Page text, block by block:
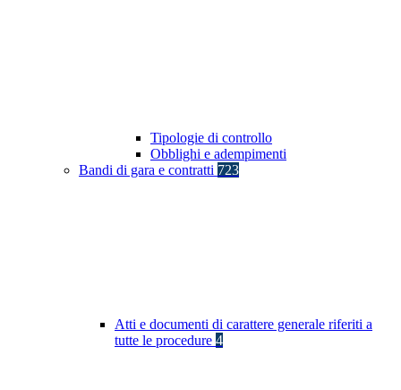
Tipologie di controllo
Obblighi e adempimenti
Bandi di gara e contratti 723
Atti e documenti di carattere generale riferiti a
tutte le procedure 4